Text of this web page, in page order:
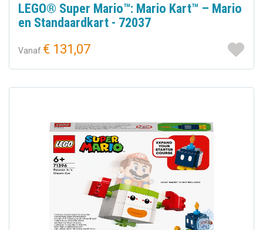
LEGO® Super Mario™: Mario Kart™ – Mario
en Standaardkart - 72037
Vanaf € 131,07